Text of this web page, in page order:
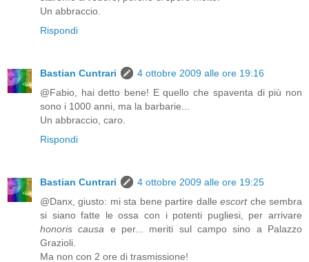
Un abbraccio.
Rispondi
Bastian Cuntrari
4 ottobre 2009 alle ore 19:16
@Fabio, hai detto bene! E quello che spaventa di più non
sono i 1000 anni, ma la barbarie...
Un abbraccio, caro.
Rispondi
Bastian Cuntrari
4 ottobre 2009 alle ore 19:25
@Danx, giusto: mi sta bene partire dalleescortche sembra
si siano fatte le ossa con i potenti pugliesi, per arrivare
honoris causa e per... meriti sul campo sino a Palazzo
Grazioli.
Ma non con 2 ore di trasmissione!